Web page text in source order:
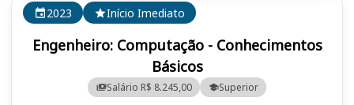
2023 Início Imediato
Engenheiro: Computação - Conhecimentos
Básicos
Salário R$ 8.245,00 Superior